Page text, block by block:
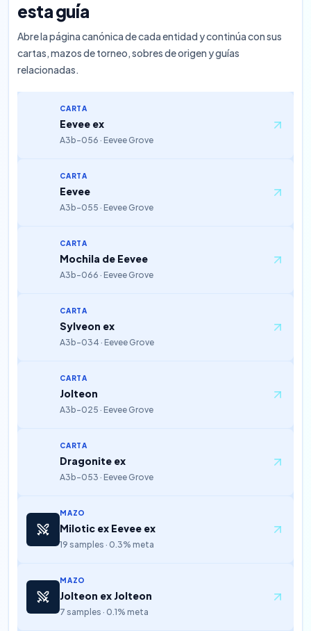
esta guía
Abre la página canónica de cada entidad y continúa con sus
cartas, mazos de torneo, sobres de origen y guías
relacionadas.
CARTA
Eevee ex
A3b-056 · Eevee Grove
CARTA
Eevee
A3b-055 · Eevee Grove
CARTA
Mochila de Eevee
A3b-066 · Eevee Grove
CARTA
Sylveon ex
A3b-034 · Eevee Grove
CARTA
Jolteon
A3b-025 · Eevee Grove
CARTA
Dragonite ex
A3b-053 · Eevee Grove
MAZO
Milotic ex Eevee ex
19 samples · 0.3% meta
MAZO
Jolteon ex Jolteon
7 samples · 0.1% meta